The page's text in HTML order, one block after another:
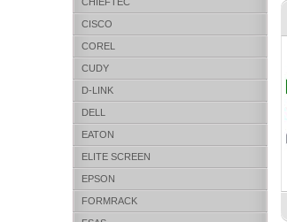
CISCO
COREL
CUDY
D-LINK
DELL
EATON
ELITE SCREEN
EPSON
FORMRACK